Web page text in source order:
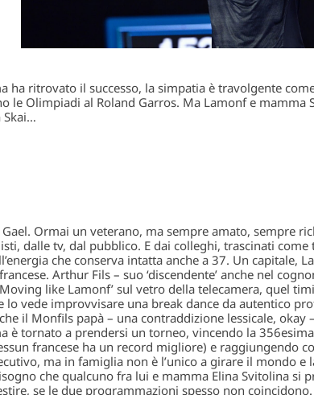
ha ritrovato il successo, la simpatia è travolgente
le Olimpiadi al Roland Garros. Ma Lamonf e mamma
Skai…
Gael. Ormai un veterano, ma sempre amato, sempre
dalle tv, dal pubblico. E dai colleghi, trascinati
che conserva intatta anche a 37. Un capitale,
Arthur Fils – suo ‘discendente’ anche nel
like Lamonf’ sul vetro della telecamera, quel
lo vede improvvisare una break dance da autentico
il Monfils papà – una contraddizione lessicale,
è tornato a prendersi un torneo, vincendo la
francese ha un record migliore) e raggiungendo
ma in famiglia non è l’unico a girare il mondo e
che qualcuno fra lui e mamma Elina Svitolina si
se le due programmazioni spesso non coincidono.